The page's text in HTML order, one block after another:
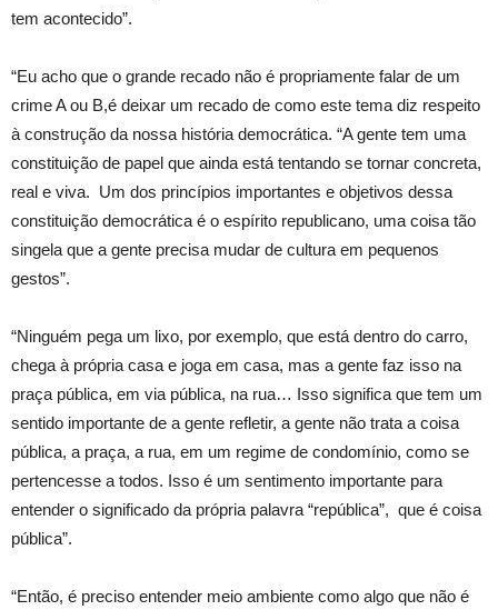
tem acontecido”.
“Eu acho que o grande recado não é propriamente falar de um
crime A ou B,é deixar um recado de como este tema diz respeito
à construção da nossa história democrática. “A gente tem uma
constituição de papel que ainda está tentando se tornar concreta,
real e viva. Um dos princípios importantes e objetivos dessa
constituição democrática é o espírito republicano, uma coisa tão
singela que a gente precisa mudar de cultura em pequenos
gestos”.
“Ninguém pega um lixo, por exemplo, que está dentro do carro,
chega à própria casa e joga em casa, mas a gente faz isso na
praça pública, em via pública, na rua… Isso significa que tem um
sentido importante de a gente refletir, a gente não trata a coisa
pública, a praça, a rua, em um regime de condomínio, como se
pertencesse a todos. Isso é um sentimento importante para
entender o significado da própria palavra “república”, que é coisa
pública”.
“Então, é preciso entender meio ambiente como algo que não é